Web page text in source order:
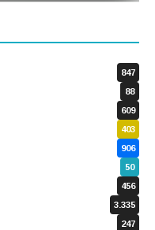
847
88
609
403
906
50
456
3.335
247